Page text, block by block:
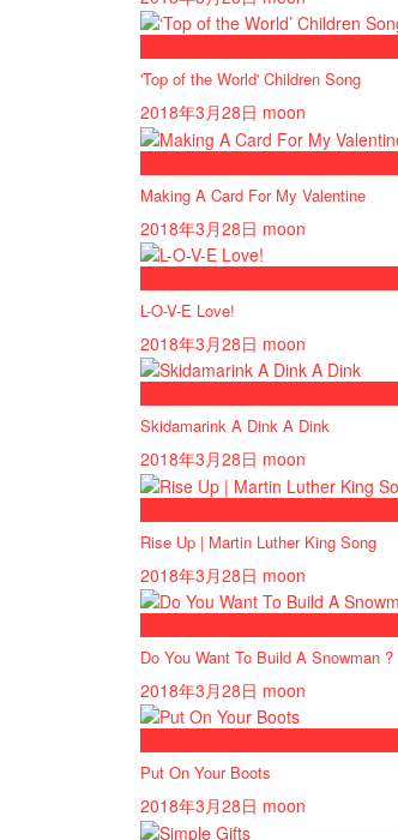
'Top of the World' Children Song
2018年3月28日 moon
Making A Card For My Valentine
2018年3月28日 moon
L-O-V-E Love!
2018年3月28日 moon
Skidamarink A Dink A Dink
2018年3月28日 moon
Rise Up | Martin Luther King Song
2018年3月28日 moon
Do You Want To Build A Snowman ?
2018年3月28日 moon
Put On Your Boots
2018年3月28日 moon